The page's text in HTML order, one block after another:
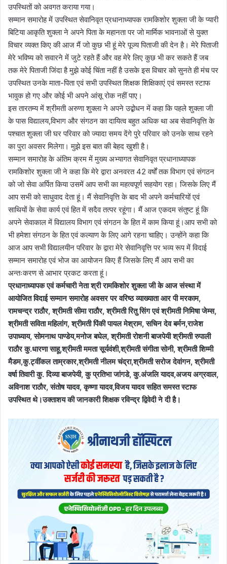
उपस्थितों को अवगत कराया गया।
सम्मान समारोह में उपस्थित सेवानिवृत प्रधानाध्यापक रामकिशोर शुक्ला जी के प्यारी
बिटिया आकृति शुक्ला ने अपने पिता के महानता पर जो मार्मिक भावनाओं से युक्त
विचार व्यक्त किए की आज मैं जो कुछ भी हूं मेरे पूज्य पिताजी की देन है। मेरे पिताजी
मेरे भविष्य को सवारने में जुटे रहते हैं और वह मेरे लिए कुछ भी कर सकते हैं जब
तक मेरे पिताजी जिंदा है मुझे कोई चिंता नहीं है उसके इस विचार को सुनते ही मंच पर
उपस्थित उनके माता-पिता एवं सभी उपस्थित शिक्षक शिक्षिकाएं एवं समस्त स्टाफ
भावुक हो गए और कोई भी अपने आंसू रोक नहीं पाए।
इस तारतम्य में श्रीमती अरुणा शुक्ला ने अपने उद्बोधन में कहा कि पहले शुक्ला जी
के पास विद्यालय,विभाग और संगठन का दायित्व बहुत अधिक था अब सेवानिवृत्ति के
पश्चात शुक्ला जी घर परिवार को ज्यादा समय देंगे पुरे परिवार को उनके साथ रहने
का पुरा अवसर मिलेगा। मुझे इस बात की बेहद खुशी है।
सम्मान समारोह के अंतिम क्रम में मुख्य अभ्यागत सेवानिवृत प्रधानाध्यापक
रामकिशोर शुक्ला जी ने कहा कि मेरे द्वारा अनवरत 42 वर्षों तक विभाग एवं संगठन
को जो सेवा अर्पित किया उसमें आप सभी का महत्वपूर्ण सहयोग रहा। जिसके लिए मैं
आप सभी को साधुवाद देता हूं। मैं सेवानिवृत्ति के बाद भी अपने कर्मचारियों एवं
साथियों के सेवा कार्य एवं हित में सदैव तत्पर रहूंगा। मैं आज एकदम संतुष्ट हूं कि
अपने सेवाकाल में विद्यालय विभाग एवं संगठन के हित में काम किया हूं।आप सभी को
भी हमेशा संगठन के हित एवं कल्याण के लिए आगे रहना चाहिए। उन्होंने कहा कि
आज आप सभी विद्यालयीन परिवार के द्वारा मेरे सेवानिवृत्ति पर भव्य रूप में विदाई
सम्मान समारोह एवं भोज का आयोजन किए हैं जिसके लिए मैं आप सभी का
अन्तःकरण से आभार प्रकट करता हूं।
प्रधानाध्यापक एवं कर्मचारी नेता श्री रामकिशोर शुक्ला जी के आज संस्था में
आयोजित विदाई सम्मान समारोह अवसर पर वरिष्ठ व्याख्याता आर पी मरकाम,
रामचन्द्र राठौर, श्रीमती सीमा राठौर, श्रीमती रितु सिंग एवं श्रीमती निमिषा जेम्स,
श्रीमती सविता महिलांग, श्रीमती पिंकी पायल मेश्राम, सचिन देव बर्मन,राजेश
उपाध्याय, सोमनाथ पाण्डेय,मनोज बघेल, श्रीमती रोशनी बाजपेयी श्रीमती रुपाली
राठौर कु.धारणा साहू,श्रीमती ममता सूर्यवंशी,श्रीमती संगीता सोनी, श्रीमती शिम्मी
मैडम,कु.ट्वींकल ताम्रकार,श्रीमती नीलम चंद्रा,श्रीमती सरोज देवांगन, श्रीमती
वर्षा तिवारी कु. दिव्या बाजपेयी, कु प्रतिभा जांगडे, कु.अंजलि यादव,अजय अग्रवाल,
अविनाश राठौर, संतोष यादव, कृष्णा यादव,विजय यादव सहित समस्त स्टाफ
उपस्थित थे।उक्ताशय की जानकारी शिक्षक रविन्द्र द्विवेदी ने दी है।